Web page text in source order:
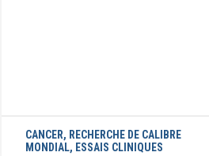
CANCER, RECHERCHE DE CALIBRE
MONDIAL, ESSAIS CLINIQUES